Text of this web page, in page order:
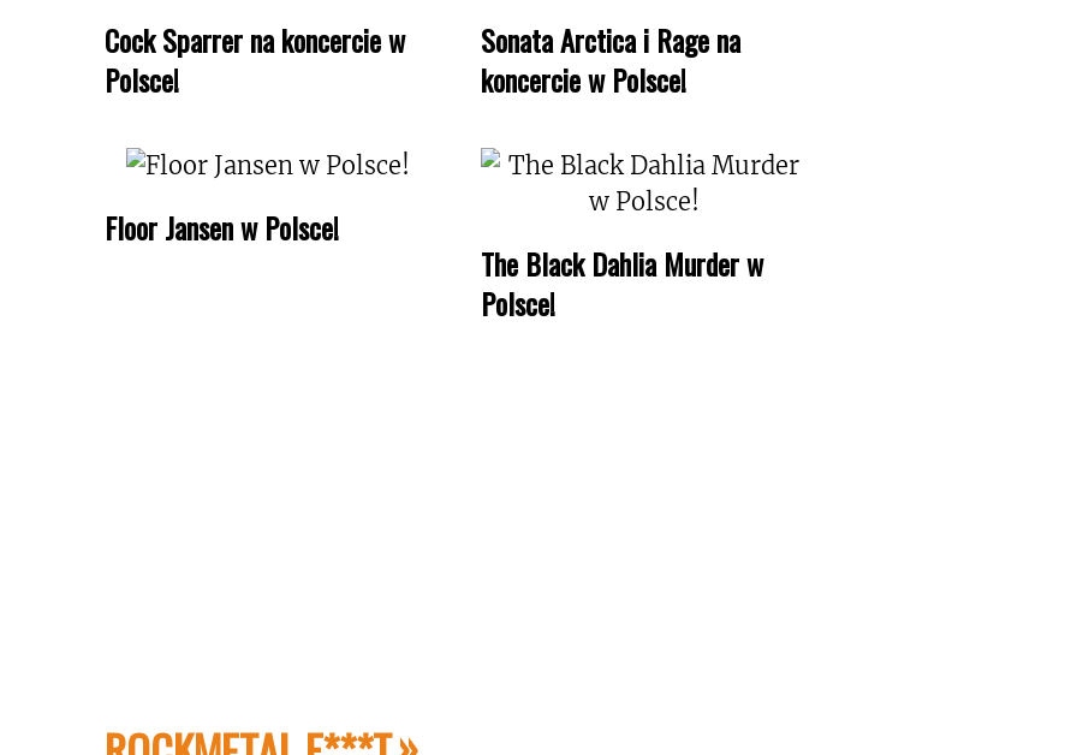
Cock Sparrer na koncercie w
Polsce!
Sonata Arctica i Rage na
koncercie w Polsce!
Floor Jansen w Polsce!
The Black Dahlia Murder w
Polsce!